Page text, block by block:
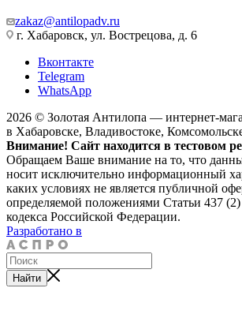
zakaz@antilopadv.ru
г. Хабаровск, ул. Вострецова, д. 6
Вконтакте
Telegram
WhatsApp
2026 © Золотая Антилопа — интернет-
в Хабаровске, Владивостоке,
Внимание! Сайт находится в тестовом
Обращаем Ваше внимание на то, что
носит исключительно информационный
каких условиях не является публичной
определяемой положениями Статьи 437
кодекса Российской Федерации.
Разработано в
Найти